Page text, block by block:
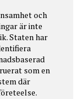
och
är inte
Staten har
som en
där